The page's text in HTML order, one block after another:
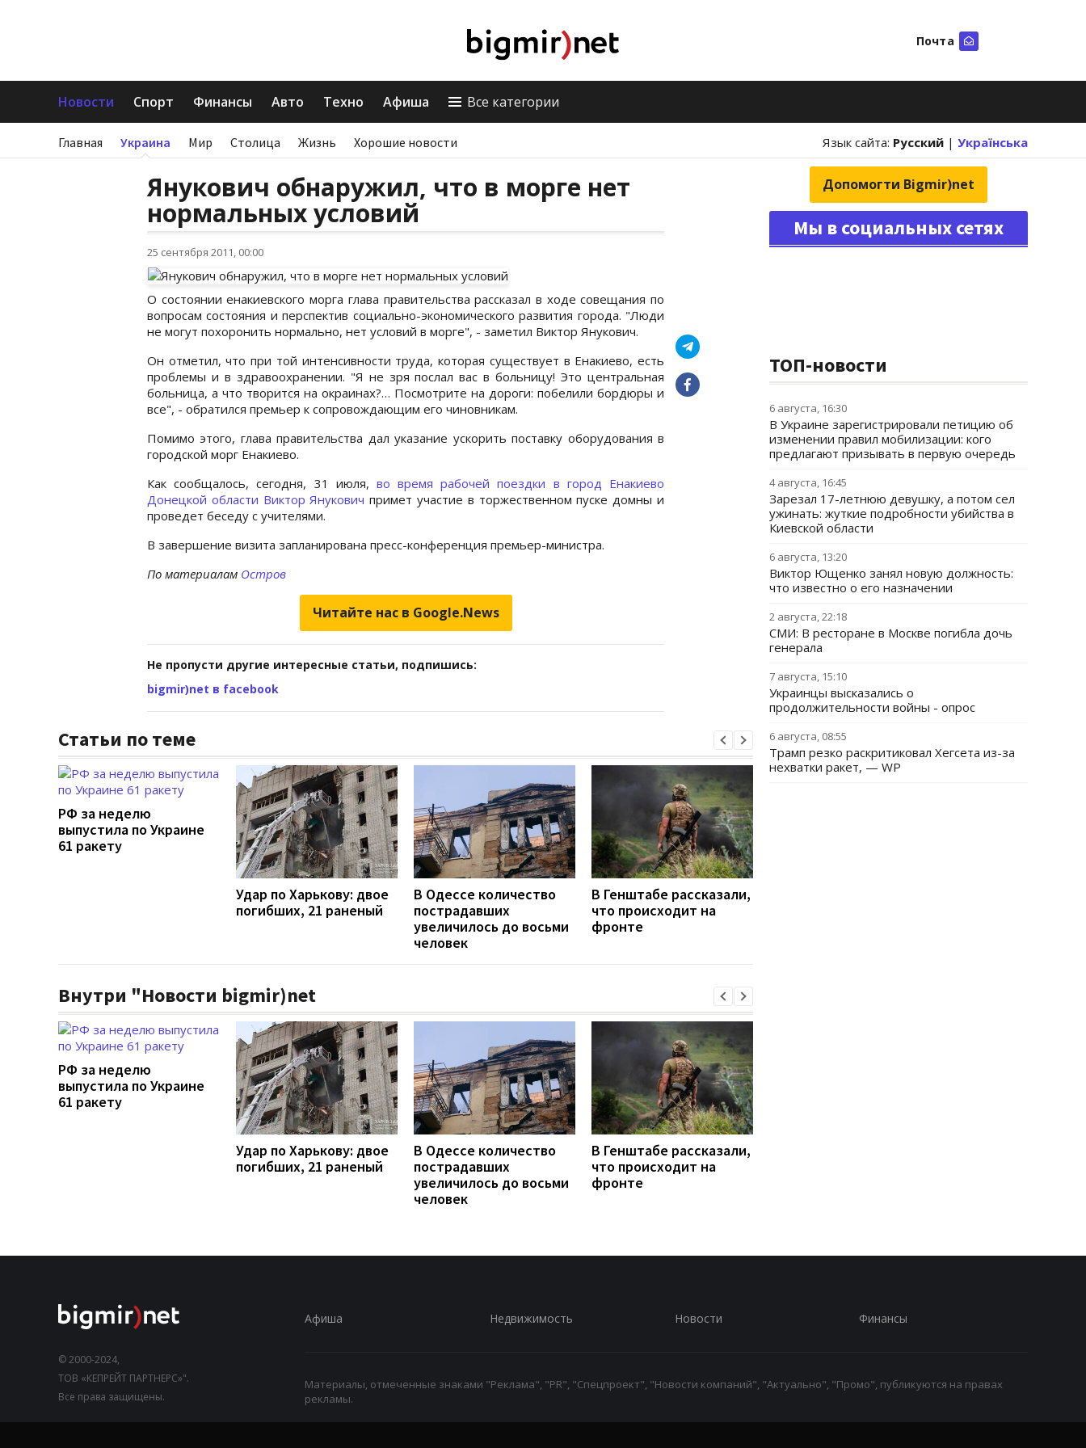
Почта
Новости Спорт Финансы Авто Техно Афиша Все категории
Главная Украина Мир Столица Жизнь Хорошие новости Язык сайта: Русский | Українська
Янукович обнаружил, что в морге нет
нормальных условий
25 сентября 2011, 00:00
О состоянии енакиевского морга глава правительства рассказал в ходе совещания по
вопросам состояния и перспектив социально-экономического развития города. "Люди
не могут похоронить нормально, нет условий в морге", - заметил Виктор Янукович.
Он отметил, что при той интенсивности труда, которая существует в Енакиево, есть
проблемы и в здравоохранении. "Я не зря послал вас в больницу! Это центральная
больница, а что творится на окраинах?… Посмотрите на дороги: побелили бордюры и
все", - обратился премьер к сопровождающим его чиновникам.
Помимо этого, глава правительства дал указание ускорить поставку оборудования в
городской морг Енакиево.
Как сообщалось, сегодня, 31 июля, во время рабочей поездки в город Енакиево
Донецкой области Виктор Янукович примет участие в торжественном пуске домны и
проведет беседу с учителями.
В завершение визита запланирована пресс-конференция премьер-министра.
По материалам Остров
Читайте нас в Google.News
Не пропусти другие интересные статьи, подпишись:
bigmir)net в facebook
Статьи по теме
РФ за неделю
выпустила по Украине
61 ракету
Удар по Харькову: двое
погибших, 21 раненый
В Одессе количество
пострадавших
увеличилось до восьми
человек
В Генштабе рассказали,
что происходит на
фронте
Внутри "Новости bigmir)net
РФ за неделю
выпустила по Украине
61 ракету
Удар по Харькову: двое
погибших, 21 раненый
В Одессе количество
пострадавших
увеличилось до восьми
человек
В Генштабе рассказали,
что происходит на
фронте
Допомогти Bigmir)net
Мы в социальных сетях
ТОП-новости
6 августа, 16:30
В Украине зарегистрировали петицию об
изменении правил мобилизации: кого
предлагают призывать в первую очередь
4 августа, 16:45
Зарезал 17-летнюю девушку, а потом сел
ужинать: жуткие подробности убийства в
Киевской области
6 августа, 13:20
Виктор Ющенко занял новую должность:
что известно о его назначении
2 августа, 22:18
СМИ: В ресторане в Москве погибла дочь
генерала
7 августа, 15:10
Украинцы высказались о
продолжительности войны - опрос
6 августа, 08:55
Трамп резко раскритиковал Хегсета из-за
нехватки ракет, — WP
© 2000-2024,
ТОВ «КЕПРЕЙТ ПАРТНЕРС»".
Все права защищены.
Афиша Недвижимость Новости Финансы
Материалы, отмеченные знаками "Реклама", "PR", "Спецпроект", "Новости компаний", "Актуально", "Промо", публикуются на правах
рекламы.